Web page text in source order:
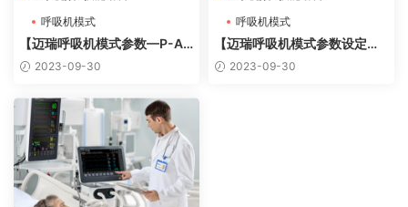
呼吸机模式
【迈瑞呼吸机模式参数—P-A/
C压控】
2023-09-30
呼吸机模式
【迈瑞呼吸机模式参数设定—V
-AC】
2023-09-30